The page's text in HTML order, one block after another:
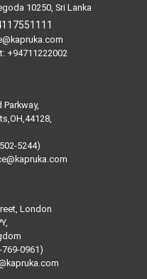
10250, Sri Lanka
+94711222002
5244)
London
0961)